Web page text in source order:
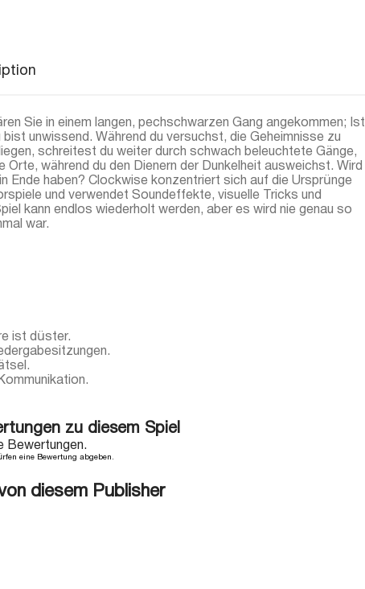
Sie in einem langen, pechschwarzen Gang angekommen; Ist
unwissend. Während du versuchst, die Geheimnisse zu
schreitest du weiter durch schwach beleuchtete Gänge,
Orte, während du den Dienern der Dunkelheit ausweichst. Wird
Ende haben? Clockwise konzentriert sich auf die Ursprünge
und verwendet Soundeffekte, visuelle Tricks und
kann endlos wiederholt werden, aber es wird nie genau so
war.
ist düster.
zu diesem Spiel
Bewertungen.
eine Bewertung abgeben.
diesem Publisher